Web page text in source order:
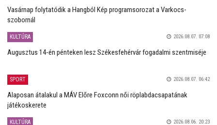
Vasárnap folytatódik a Hangból Kép programsorozat a Varkocs-
szobornál
KULTÚRA 2026.08.07. 07:08
Augusztus 14-én pénteken lesz Székesfehérvár fogadalmi szentmiséje
SPORT 2026.08.07. 06:42
Alaposan átalakul a MÁV Előre Foxconn női röplabdacsapatának
játékoskerete
KULTÚRA 2026.08.06. 20:23